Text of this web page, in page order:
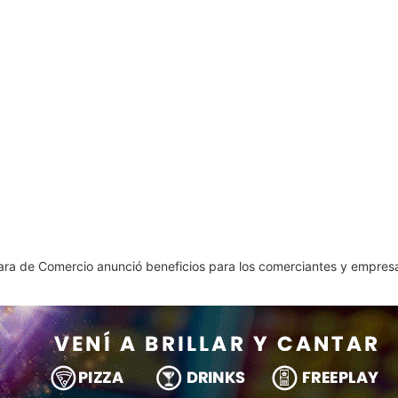
de Comercio anunció beneficios para los comerciantes y